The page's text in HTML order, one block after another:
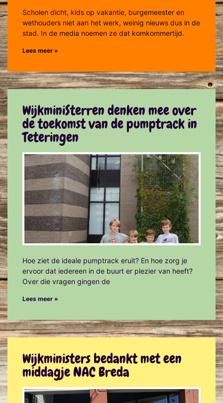
Scholen dicht, kids op vakantie, burgemeester en
wethouders niet aan het werk, weinig nieuws dus in de
stad. In de media noemen ze dat komkommertijd.
Lees meer »
WijkminiSterren denken mee over
de toekomst van de pumptrack in
Teteringen
Hoe ziet de ideale pumptrack eruit? En hoe zorg je
ervoor dat iedereen in de buurt er plezier van heeft?
Over die vragen gingen de
Lees meer »
Wijkministers bedankt met een
middagje NAC Breda